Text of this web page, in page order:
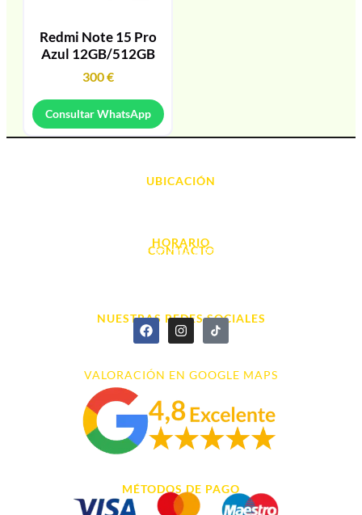
Redmi Note 15 Pro
Azul 12GB/512GB
300€
Consultar WhatsApp
UBICACIÓN
HORARIO
L. - S. 10:00h a 22:00h
CONTACTO
NUESTRAS REDES SOCIALES
VALORACIÓN EN GOOGLE MAPS
MÉTODOS DE PAGO